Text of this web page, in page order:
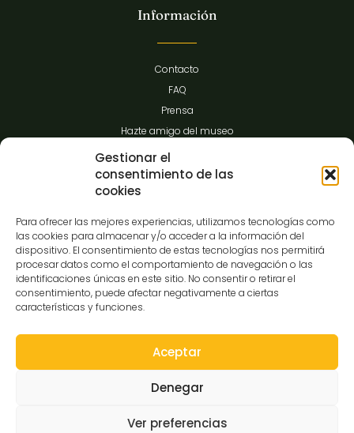
Gestionar el
consentimiento de las
cookies
Para ofrecer las mejores experiencias, utilizamos tecnologías como
las cookies para almacenar y/o acceder a la información del
dispositivo. El consentimiento de estas tecnologías nos permitirá
procesar datos como el comportamiento de navegación o las
identificaciones únicas en este sitio. No consentir o retirar el
consentimiento, puede afectar negativamente a ciertas
características y funciones.
Aceptar
Denegar
Ver preferencias
Información
Contacto
FAQ
Prensa
Hazte amigo del museo
Transparencia
C/Gibraltar,14
37008-Salamanca